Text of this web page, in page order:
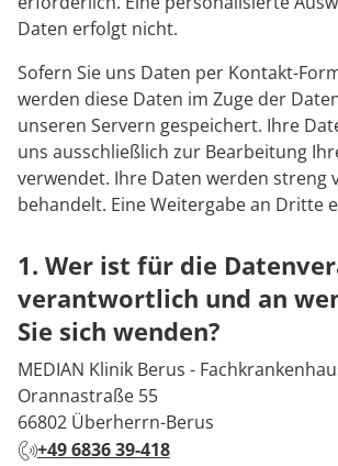
Daten erfolgt nicht.
Sofern Sie uns Daten per Kontakt-
werden diese Daten im Zuge der
unseren Servern gespeichert. Ihre
uns ausschließlich zur Bearbeitung
verwendet. Ihre Daten werden streng
behandelt. Eine Weitergabe an Dritte
1. Wer ist für die
verantwortlich und an
Sie sich wenden?
MEDIAN Klinik Berus -
Orannastraße 55
66802 Überherrn-Berus
+49 6836 39-418